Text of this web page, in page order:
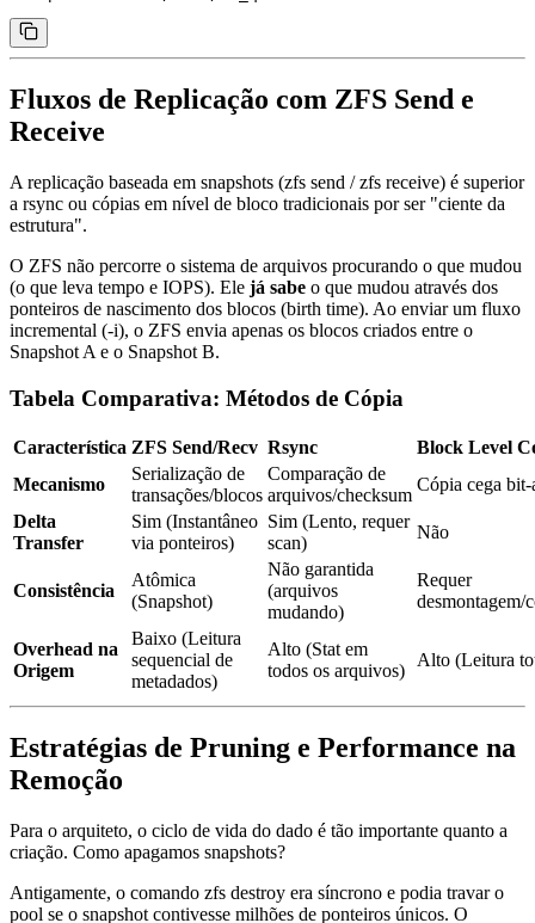
Fluxos de Replicação com ZFS Send e
Receive
A replicação baseada em snapshots (zfs send /zfs receive) é superior
a rsync ou cópias em nível de bloco tradicionais por ser "ciente da
estrutura".
O ZFS não percorre o sistema de arquivos procurando o que mudou
(o que leva tempo e IOPS). Ele já sabe o que mudou através dos
ponteiros de nascimento dos blocos (birth time). Ao enviar um fluxo
incremental (-i), o ZFS envia apenas os blocos criados entre o
Snapshot A e o Snapshot B.
Tabela Comparativa: Métodos de Cópia
Característica ZFS Send/Recv Rsync
Block Level
Mecanismo
Serialização de
transações/blocos
Comparação de
arquivos/checksum
Cópia cega
Delta
Transfer
Sim (Instantâneo
via ponteiros)
Sim (Lento, requer
scan)
Não
Consistência
Atômica
(Snapshot)
Não garantida
(arquivos
mudando)
Requer
desmontagem/
Overhead na
Origem
Baixo (Leitura
sequencial de
metadados)
Alto (Stat em
todos os arquivos)
Alto (Leitura
Estratégias de Pruning e Performance na
Remoção
Para o arquiteto, o ciclo de vida do dado é tão importante quanto a
criação. Como apagamos snapshots?
Antigamente, o comando zfs destroy era síncrono e podia travar o
pool se o snapshot contivesse milhões de ponteiros únicos. O